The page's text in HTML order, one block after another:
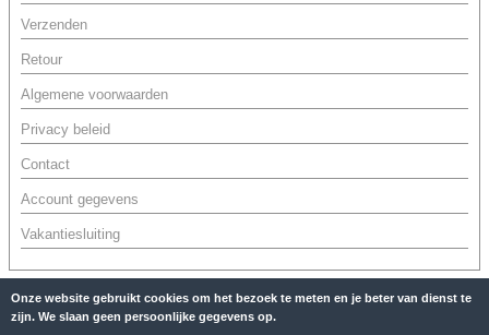
Verzenden
Retour
Algemene voorwaarden
Privacy beleid
Contact
Account gegevens
Vakantiesluiting
Onze website gebruikt cookies om het bezoek te meten en je beter van dienst te
zijn. We slaan geen persoonlijke gegevens op.